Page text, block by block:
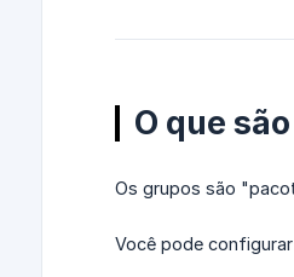
O que
Os grupos são
Você pode